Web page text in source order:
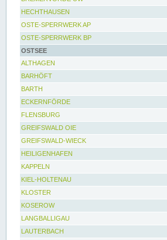
HECHTHAUSEN
OSTE-SPERRWERK AP
OSTE-SPERRWERK BP
OSTSEE
ALTHAGEN
BARHÖFT
BARTH
ECKERNFÖRDE
FLENSBURG
GREIFSWALD OIE
GREIFSWALD-WIECK
HEILIGENHAFEN
KAPPELN
KIEL-HOLTENAU
KLOSTER
KOSEROW
LANGBALLIGAU
LAUTERBACH